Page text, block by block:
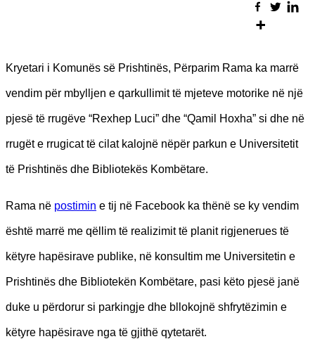
Kryetari i Komunës së Prishtinës, Përparim Rama ka marrë
vendim për mbylljen e qarkullimit të mjeteve motorike në një
pjesë të rrugëve “Rexhep Luci” dhe “Qamil Hoxha” si dhe në
rrugët e rrugicat të cilat kalojnë nëpër parkun e Universitetit
të Prishtinës dhe Bibliotekës Kombëtare.
Rama në postimin e tij në Facebook ka thënë se ky vendim
është marrë me qëllim të realizimit të planit rigjenerues të
këtyre hapësirave publike, në konsultim me Universitetin e
Prishtinës dhe Bibliotekën Kombëtare, pasi këto pjesë janë
duke u përdorur si parkingje dhe bllokojnë shfrytëzimin e
këtyre hapësirave nga të gjithë qytetarët.